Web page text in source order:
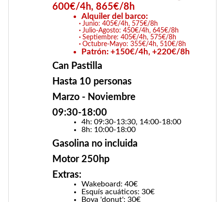
600€/4h, 865€/8h
Alquiler del barco:
Junio: 405€/4h, 575€/8h
Julio-Agosto: 450€/4h, 645€/8h
Septiembre: 405€/4h, 575€/8h
Octubre-Mayo: 355€/4h, 510€/8h
Patrón: +150€/4h, +220€/8h
Can Pastilla
Hasta 10 personas
Marzo - Noviembre
09:30-18:00
4h: 09:30-13:30, 14:00-18:00
8h: 10:00-18:00
Gasolina no incluida
Motor 250hp
Extras:
Wakeboard: 40€
Esquís acuáticos: 30€
Boya 'donut': 30€